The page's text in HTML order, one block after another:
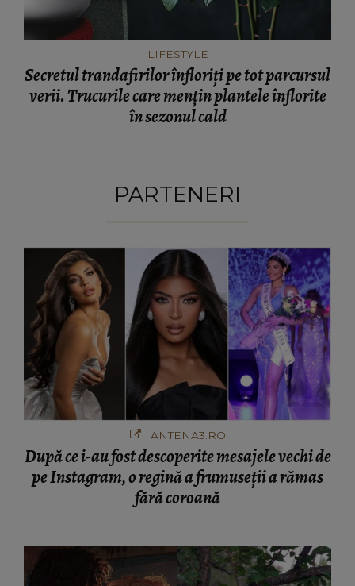
LIFESTYLE
Secretul trandafirilor înfloriți pe tot parcursul
verii. Trucurile care mențin plantele înflorite
în sezonul cald
PARTENERI
ANTENA3.RO
După ce i-au fost descoperite mesajele vechi de
pe Instagram, o regină a frumuseții a rămas
fără coroană